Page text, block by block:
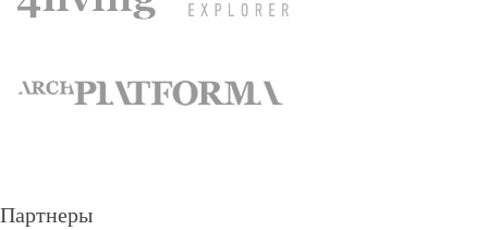
Партнеры